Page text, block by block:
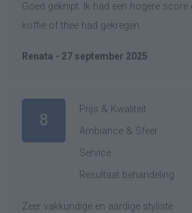
Goed geknipt. Ik had een hogere
koffie of thee had gekregen.
Renata - 27 september 2025
8
Prijs & Kwaliteit
Ambiance & Sfeer
Service
Resultaat behandeling
Zeer vakkundige en aardige styliste.